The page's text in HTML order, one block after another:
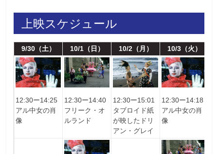
上映スケジュール
9/30（土） 10/1（日） 10/2（月） 10/3（火）
12:30ー14:25
アル中⼥の肖
像
12:30ー14:40
フリーク・オ
ルランド
12:30ー15:01
タブロイド紙
が映したドリ
アン・グレイ
12:30ー14:18
アル中⼥の肖
像